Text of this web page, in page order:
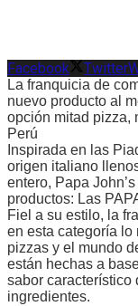
Facebook Twitter
La franquicia de
nuevo producto al
opción mitad pizza,
Perú
Inspirada en las
origen italiano
entero, Papa
productos: Las
Fiel a su estilo, la
en esta categoría lo
pizzas y el mundo
están hechas a
sabor característico
ingredientes.